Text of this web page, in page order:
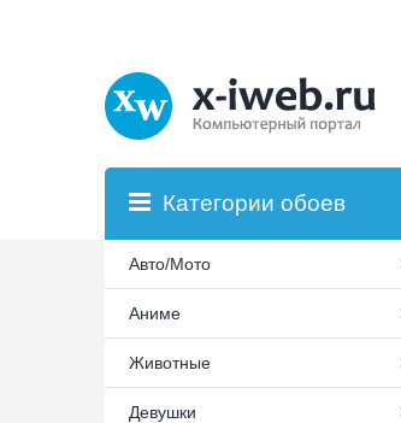
Категории обоев
Авто/Мото
Аниме
Животные
Девушки